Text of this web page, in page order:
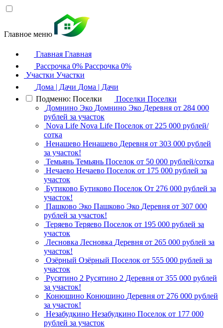
Главное меню
Главная Главная
Рассрочка 0% Рассрочка 0%
Участки Участки
Дома | Дачи Дома | Дачи
Подменю: Поселки
Поселки Поселки
Домнино Эко Домнино Эко Деревня от 284 000
рублей за участок
Nova Life Nova Life Поселок от 225 000 рублей/
сотка
Ненашево Ненашево Деревня от 303 000 рублей
за участок!
Темьянь Темьянь Поселок от 50 000 рублей/сотка
Нечаево Нечаево Поселок от 175 000 рублей за
участок
Бутиково Бутиково Поселок От 276 000 рублей за
участок!
Пашково Эко Пашково Эко Деревня от 307 000
рублей за участок!
Теряево Теряево Поселок от 195 000 рублей за
участок
Лесновка Лесновка Деревня от 265 000 рублей за
участок!
Озёрный Озёрный Поселок от 555 000 рублей за
участок
Русятино 2 Русятино 2 Деревня от 355 000 рублей
за участок!
Конюшино Конюшино Деревня от 276 000 рублей
за участок!
Незабудкино Незабудкино Поселок от 177 000
рублей за участок